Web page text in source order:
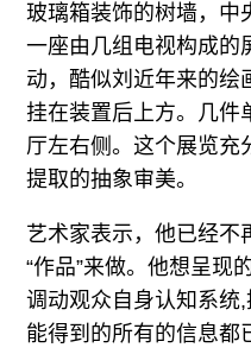
玻璃箱装饰的树墙，中
一座由几组电视构成的
动，酷似刘近年来的绘
挂在装置后上方。几件
厅左右侧。这个展览充
提取的抽象审美。
艺术家表示，他已经不
“作品”来做。他想呈现
调动观众自身认知系统,
能得到的所有的信息都